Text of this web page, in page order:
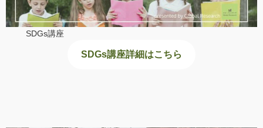
SDGs講座
SDGs講座詳細はこちら